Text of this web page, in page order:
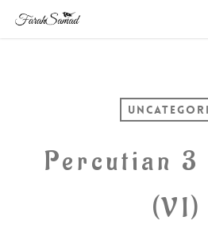
Skip
Percutian 3
(VI)